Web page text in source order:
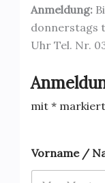
Anmeldung:
donnerstags
Uhr Tel. Nr.
mit *
Vorname /